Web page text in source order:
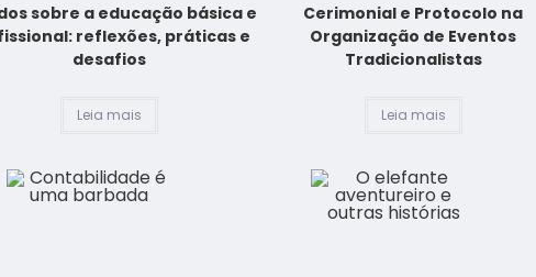
sobre a educação básica e
reflexões, práticas e
desafios
Leia mais
Cerimonial e Protocolo na
Organização de Eventos
Tradicionalistas
Leia mais